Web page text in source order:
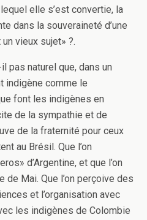
elle s’est convertie, la
dans la souveraineté d’une
vieux sujet» ?.
pas naturel que, dans un
indigène comme le
font les indigènes en
de la sympathie et de
de la fraternité pour ceux
au Brésil. Que l’on
d’Argentine, et que l’on
Mai. Que l’on perçoive des
et l’organisation avec
les indigènes de Colombie